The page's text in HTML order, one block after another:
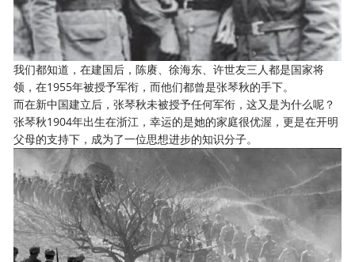
我们都知道，在建国后，陈赓、徐海东、许世友三人都是国家将
领，在1955年被授予军衔，而他们都曾是张琴秋的手下。
而在新中国建立后，张琴秋未被授予任何军衔，这又是为什么呢？
张琴秋1904年出生在浙江，幸运的是她的家庭很优渥，更是在开明
父母的支持下，成为了一位思想进步的知识分子。